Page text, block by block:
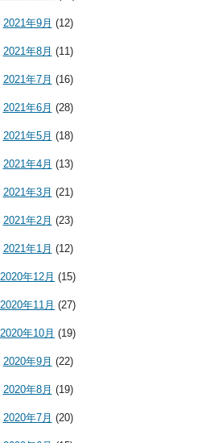
2021年9月 (12)
2021年8月 (11)
2021年7月 (16)
2021年6月 (28)
2021年5月 (18)
2021年4月 (13)
2021年3月 (21)
2021年2月 (23)
2021年1月 (12)
2020年12月 (15)
2020年11月 (27)
2020年10月 (19)
2020年9月 (22)
2020年8月 (19)
2020年7月 (20)